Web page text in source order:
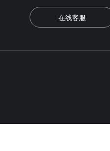
在线客服